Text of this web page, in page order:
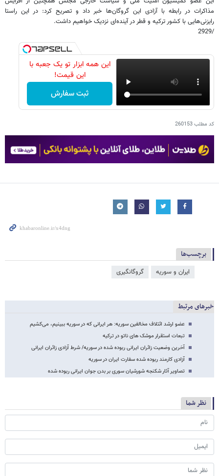
مذاکرات در رابطه با آزادی این گروگان‌ها خبر داد و تصریح کرد: در این راستا
رایزنی‌هایی با کشور ترکیه و قطر در آینده‌ای نزدیک خواهیم داشت.
/2929
این همه ابزار تو یک جعبه با
این قیمت!
ثبت سفارش
کد مطلب260153
برچسب‌ها
ایران و سوریه گروگانگیری
خبرهای مرتبط
عضو ارشد ائتلاف مخالفین سوریه: هر ایرانی که در سوریه ببینیم، می‌کشیم
تبعات استقرار موشک های ناتو در ترکیه
آخرین وضعیت زائران ایرانی ربوده شده در سوریه/ شرط آزادی زائران ایرانی
آزادی کارمند ربوده شده سفارت ایران در سوریه
تصاویر آثار شکنجه شورشیان سوری بر بدن جوان ایرانی ربوده شده
نظر شما